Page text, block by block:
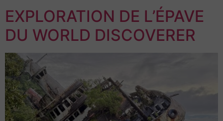
EXPLORATION DE L’ÉPAVE
DU WORLD DISCOVERER